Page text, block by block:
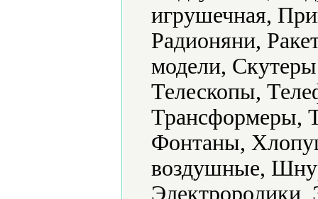
игрушечная,
Радионяни,
модели,
Телескопы,
Трансформеры,
Фонтаны,
воздушные,
Электроролики,